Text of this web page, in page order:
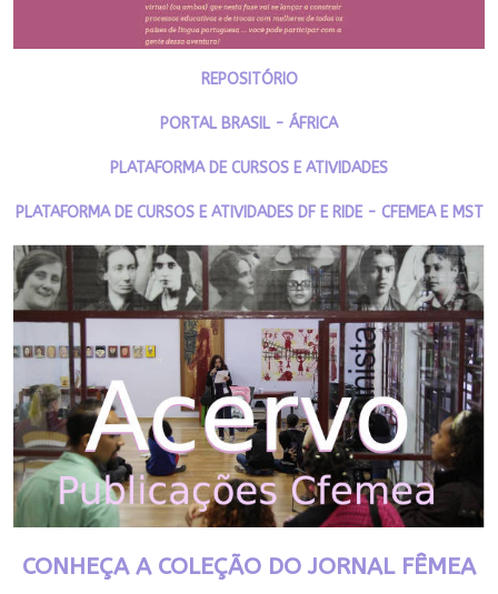
REPOSITÓRIO
PORTAL BRASIL - ÁFRICA
PLATAFORMA DE CURSOS E ATIVIDADES
PLATAFORMA DE CURSOS E ATIVIDADES DF E RIDE - CFEMEA E MST
CONHEÇA A COLEÇÃO DO JORNAL FÊMEA